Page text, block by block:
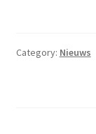
Category: Nieuws